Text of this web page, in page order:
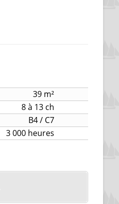
39 m²
8 à 13 ch
B4 / C7
3 000 heures